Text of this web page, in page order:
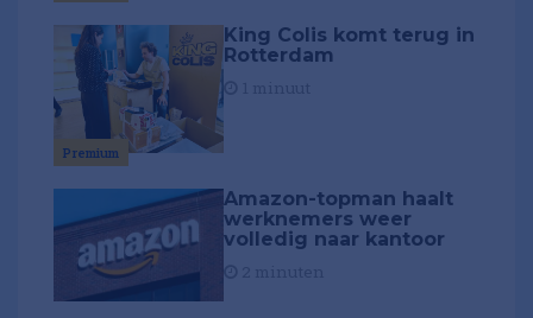
Premium
King Colis komt terug in
Rotterdam
Amazon-topman haalt
werknemers weer
volledig naar kantoor